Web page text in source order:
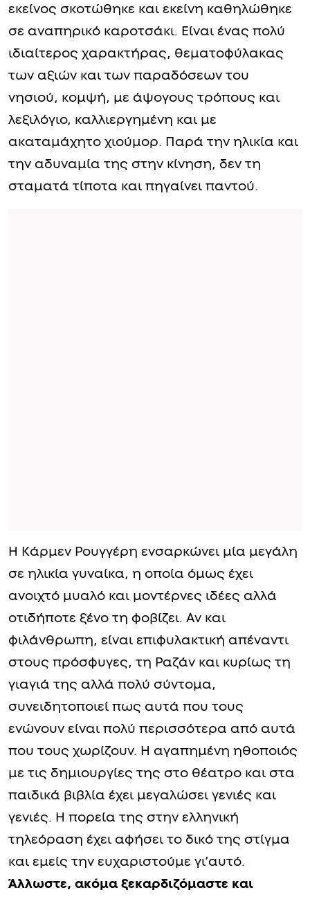
εκείνος σκοτώθηκε και εκείνη καθηλώθηκε
σε αναπηρικό καροτσάκι. Είναι ένας πολύ
ιδιαίτερος χαρακτήρας, θεματοφύλακας
των αξιών και των παραδόσεων του
νησιού, κομψή, με άψογους τρόπους και
λεξιλόγιο, καλλιεργημένη και με
ακαταμάχητο χιούμορ. Παρά την ηλικία και
την αδυναμία της στην κίνηση, δεν τη
σταματά τίποτα και πηγαίνει παντού.
Η Κάρμεν Ρουγγέρη ενσαρκώνει μία μεγάλη
σε ηλικία γυναίκα, η οποία όμως έχει
ανοιχτό μυαλό και μοντέρνες ιδέες αλλά
οτιδήποτε ξένο τη φοβίζει. Αν και
φιλάνθρωπη, είναι επιφυλακτική απέναντι
στους πρόσφυγες, τη Ραζάν και κυρίως τη
γιαγιά της αλλά πολύ σύντομα,
συνειδητοποιεί πως αυτά που τους
ενώνουν είναι πολύ περισσότερα από αυτά
που τους χωρίζουν. Η αγαπημένη ηθοποιός
με τις δημιουργίες της στο θέατρο και στα
παιδικά βιβλία έχει μεγαλώσει γενιές και
γενιές. Η πορεία της στην ελληνική
τηλεόραση έχει αφήσει το δικό της στίγμα
και εμείς την ευχαριστούμε γι’αυτό.
Άλλωστε, ακόμα ξεκαρδιζόμαστε και